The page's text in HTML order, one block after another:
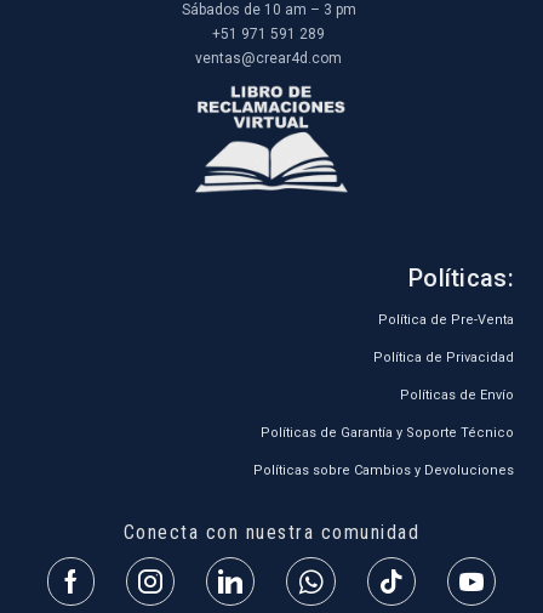
Sábados de 10 am – 3 pm
+51 971 591 289
ventas@crear4d.com
Políticas:
Política de Pre-Venta
Política de Privacidad
Políticas de Envío
Políticas de Garantía y Soporte Técnico
Políticas sobre Cambios y Devoluciones
Conecta con nuestra comunidad